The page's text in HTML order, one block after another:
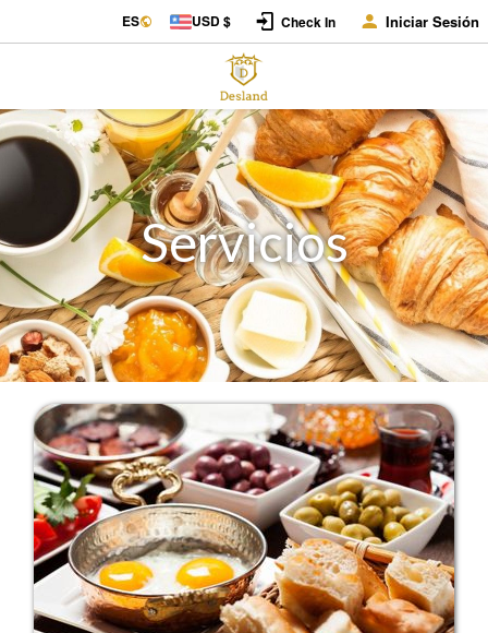
ES USD $ Check In Iniciar Sesión
Servicios